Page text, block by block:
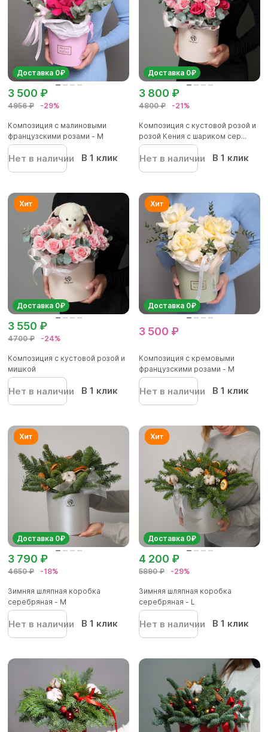
Доставка 0₽
4956 ₽ -29%
3 500 ₽
Композиция с малиновыми
французскими розами - M
Нет в наличии В 1 клик
Доставка 0₽
4800 ₽ -21%
3 800 ₽
Композиция с кустовой розой и
розой Кения с шариком сер...
Нет в наличии В 1 клик
Доставка 0₽
4700 ₽ -24%
3 550 ₽
Композиция с кустовой розой и
мишкой
Нет в наличии В 1 клик
Доставка 0₽
3 500 ₽
Композиция с кремовыми
французскими розами - M
Нет в наличии В 1 клик
Доставка 0₽
4650 ₽ -18%
3 790 ₽
Зимняя шляпная коробка
серебряная - М
Нет в наличии В 1 клик
Доставка 0₽
5890 ₽ -29%
4 200 ₽
Зимняя шляпная коробка
серебряная - L
Нет в наличии В 1 клик